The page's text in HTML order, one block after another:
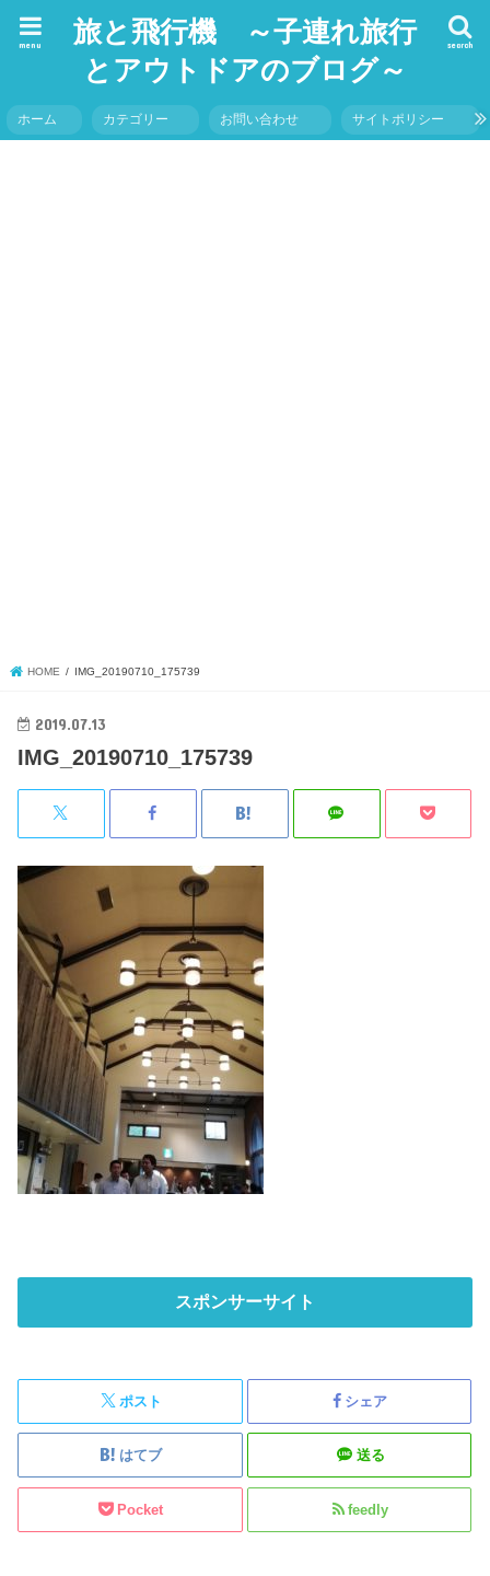
旅と飛行機 ～子連れ旅行
とアウトドアのブログ～
search
menu
ホーム カテゴリー お問い合わせ サイトポリシー
HOME IMG_20190710_175739
2019.07.13
IMG_20190710_175739
スポンサーサイト
ポスト シェア
はてブ 送る
Pocket feedly